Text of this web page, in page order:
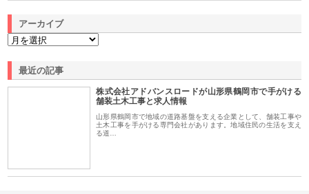
アーカイブ
最近の記事
株式会社アドバンスロードが山形県鶴岡市で手がける
舗装土木工事と求人情報
山形県鶴岡市で地域の道路基盤を支える企業として、舗装工事や
土木工事を手がける専門会社があります。地域住民の生活を支え
る道…